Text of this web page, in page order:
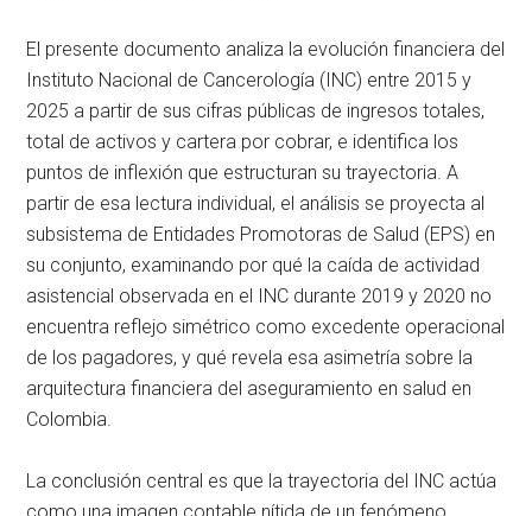
El presente documento analiza la evolución financiera del
Instituto Nacional de Cancerología (INC) entre 2015 y
2025 a partir de sus cifras públicas de ingresos totales,
total de activos y cartera por cobrar, e identifica los
puntos de inflexión que estructuran su trayectoria. A
partir de esa lectura individual, el análisis se proyecta al
subsistema de Entidades Promotoras de Salud (EPS) en
su conjunto, examinando por qué la caída de actividad
asistencial observada en el INC durante 2019 y 2020 no
encuentra reflejo simétrico como excedente operacional
de los pagadores, y qué revela esa asimetría sobre la
arquitectura financiera del aseguramiento en salud en
Colombia.
La conclusión central es que la trayectoria del INC actúa